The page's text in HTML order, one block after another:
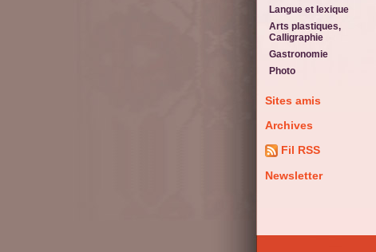
Langue et lexique
Arts plastiques,
Calligraphie
Gastronomie
Photo
Sites amis
Archives
Fil RSS
Newsletter